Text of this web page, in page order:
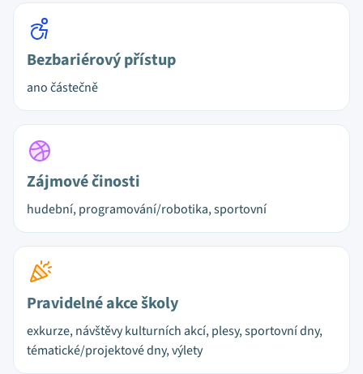
Bezbariérový přístup
ano částečně
Zájmové činosti
hudební, programování/robotika, sportovní
Pravidelné akce školy
exkurze, návštěvy kulturních akcí, plesy, sportovní dny,
tématické/projektové dny, výlety